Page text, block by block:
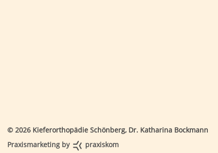
© 2026 Kieferorthopädie Schönberg, Dr. Katharina Bockmann
Praxismarketing by
praxiskom